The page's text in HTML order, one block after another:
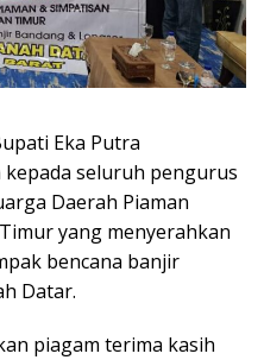
Eka Putra
seluruh pengurus
Daerah Piaman
yang menyerahkan
bencana banjir
Datar.
piagam terima kasih